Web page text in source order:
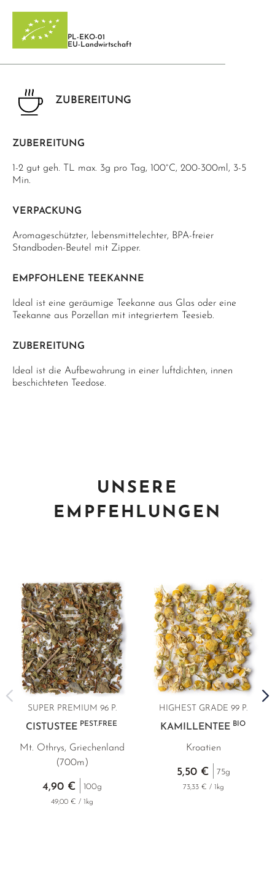
PL-EKO-01
EU-Landwirtschaft
ZUBEREITUNG
ZUBEREITUNG
1-2 gut geh. TL max. 3g pro Tag, 100°C, 200-300ml, 3-5
Min.
VERPACKUNG
Aromageschützter, lebensmittelechter, BPA-freier
Standboden-Beutel mit Zipper.
EMPFOHLENE TEEKANNE
Ideal ist eine geräumige Teekanne aus Glas oder eine
Teekanne aus Porzellan mit integriertem Teesieb.
ZUBEREITUNG
Ideal ist die Aufbewahrung in einer luftdichten, innen
beschichteten Teedose.
UNSERE
EMPFEHLUNGEN
SUPER PREMIUM 96 P.
CISTUSTEE PEST.FREE
Mt. Othrys, Griechenland
(700m)
4,90 € 100g
49,00 € / 1kg
HIGHEST GRADE 99 P.
KAMILLENTEE BIO
Kroatien
5,50 € 75g
73,33 € / 1kg